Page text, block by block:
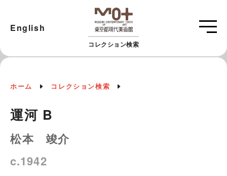
コレクション検索
English
ホーム コレクション検索
運河 B
松本 竣介
c.1942